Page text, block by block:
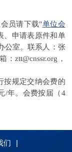
员请下载"单位会
申请表原件和单
公室。联系人：张
：ztt@cnssr.org，
按规定交纳会费的
/年。 会费按届（4
们